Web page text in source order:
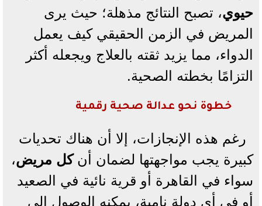
حيوي، تصبح النتائج مذهلة؛ حيث يرى
المريض في الزمن الحقيقي كيف يعمل
الدواء، مما يزيد ثقته بالعلاج ويجعله أكثر
التزامًا بخطته الصحية.
خطوة نحو عدالة صحية رقمية
رغم هذه الإنجازات، إلا أن هناك تحديات
كبيرة يجب مواجهتها لضمان أنكل مريض،
سواء في القاهرة أو قرية نائية في الصعيد
أو في أي دولة نامية، يمكنه الوصول إلى